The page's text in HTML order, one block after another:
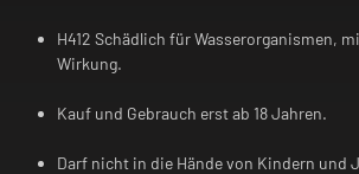
H412 Schädlich für Wasserorganismen,
Wirkung.
Kauf und Gebrauch erst ab 18 Jahren.
Darf nicht in die Hände von Kindern und